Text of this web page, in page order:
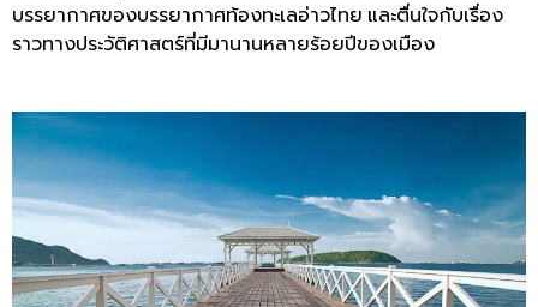
บรรยากาศของบรรยากาศท้องทะเลอ่าวไทย และตื่นใจกับเรื่อง
ราวทางประวัติศาสตร์ที่มีมานานหลายร้อยปีของเมือง